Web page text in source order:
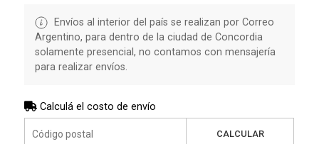
Envíos al interior del país se realizan por Correo
Argentino, para dentro de la ciudad de Concordia
solamente presencial, no contamos con mensajería
para realizar envíos.
Calculá el costo de envío
CALCULAR